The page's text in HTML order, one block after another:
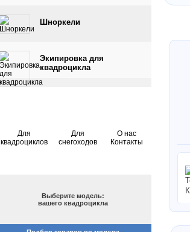
Шноркели
Экипировка для
квадроцикла
Для
квадроциклов
Для
снегоходов
О нас
Контакты
Выберите модель:
вашего квадроцикла